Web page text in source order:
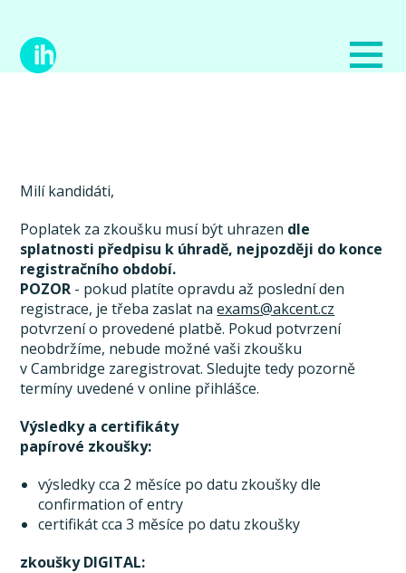
Milí kandidáti,
Poplatek za zkoušku musí být uhrazen dle
splatnosti předpisu k úhradě, nejpozději do konce
registračního období.
POZOR - pokud platíte opravdu až poslední den
registrace, je třeba zaslat naexams@akcent.cz
potvrzení o provedené platbě. Pokud potvrzení
neobdržíme, nebude možné vaši zkoušku
v Cambridge zaregistrovat. Sledujte tedy pozorně
termíny uvedené v online přihlášce.
Výsledky a certifikáty
papírové zkoušky:
výsledky cca 2 měsíce po datu zkoušky dle
confirmation of entry
certifikát cca 3 měsíce po datu zkoušky
zkoušky DIGITAL: